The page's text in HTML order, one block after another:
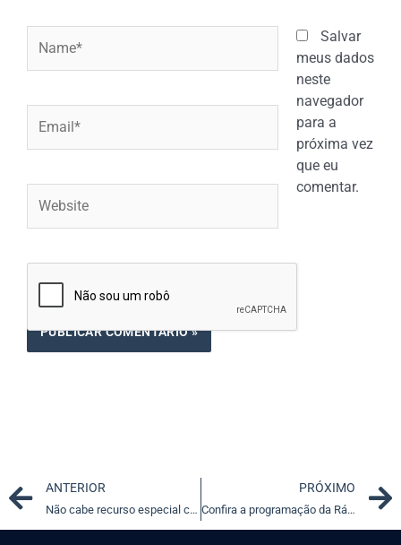
Salvar
meus dados
neste
navegador
para a
próxima vez
que eu
comentar.
Prev
ANTERIOR
Não cabe recurso especial contra admissibilidade de IRDR
PRÓXIMO
Confira a programação da Rádio Justiça para esta terça-feira (10)